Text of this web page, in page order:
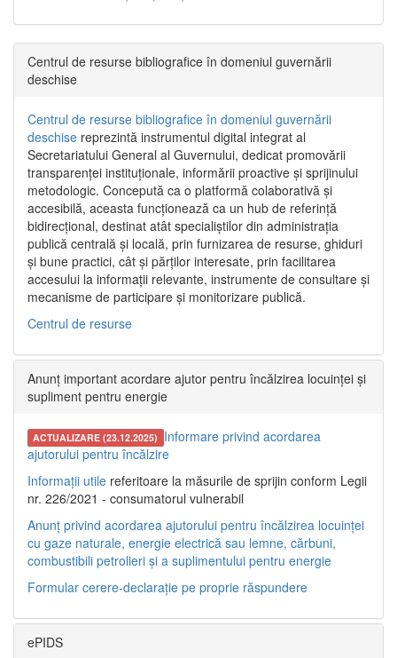
Centrul de resurse bibliografice în domeniul guvernării
deschise
Centrul de resurse bibliografice în domeniul guvernării
deschise reprezintă instrumentul digital integrat al
Secretariatului General al Guvernului, dedicat promovării
transparenței instituționale, informării proactive și sprijinului
metodologic. Concepută ca o platformă colaborativă și
accesibilă, aceasta funcționează ca un hub de referință
bidirecțional, destinat atât specialiștilor din administrația
publică centrală și locală, prin furnizarea de resurse, ghiduri
și bune practici, cât și părților interesate, prin facilitarea
accesului la informații relevante, instrumente de consultare și
mecanisme de participare și monitorizare publică.
Centrul de resurse
Anunț important acordare ajutor pentru încălzirea locuinței și
supliment pentru energie
ACTUALIZARE (23.12.2025) Informare privind acordarea
ajutorului pentru încălzire
Informații utile referitoare la măsurile de sprijin conform Legii
nr. 226/2021 - consumatorul vulnerabil
Anunț privind acordarea ajutorului pentru încălzirea locuinței
cu gaze naturale, energie electrică sau lemne, cărbuni,
combustibili petrolieri și a suplimentului pentru energie
Formular cerere-declarație pe proprie răspundere
ePIDS